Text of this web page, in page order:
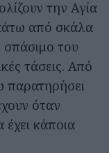
την Αγία
από σκάλα
του
τάσεις. Από
παρατηρήσει
όταν
κάποια